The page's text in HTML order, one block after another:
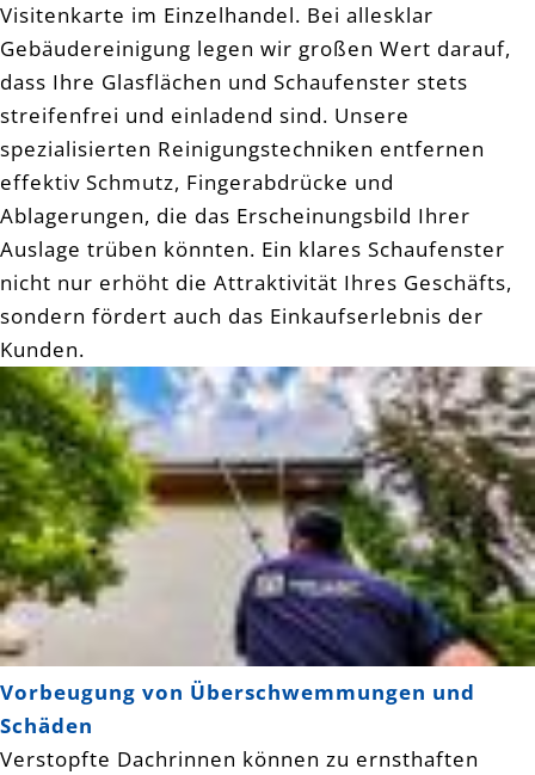
Visitenkarte im Einzelhandel. Bei allesklar
Gebäudereinigung legen wir großen Wert darauf,
dass Ihre Glasflächen und Schaufenster stets
streifenfrei und einladend sind. Unsere
spezialisierten Reinigungstechniken entfernen
effektiv Schmutz, Fingerabdrücke und
Ablagerungen, die das Erscheinungsbild Ihrer
Auslage trüben könnten. Ein klares Schaufenster
nicht nur erhöht die Attraktivität Ihres Geschäfts,
sondern fördert auch das Einkaufserlebnis der
Kunden.
Vorbeugung von Überschwemmungen und
Schäden
Verstopfte Dachrinnen können zu ernsthaften